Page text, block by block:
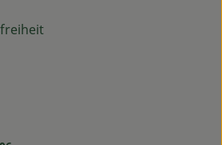
www.instagram.com/
zu https://www.facebook.com/